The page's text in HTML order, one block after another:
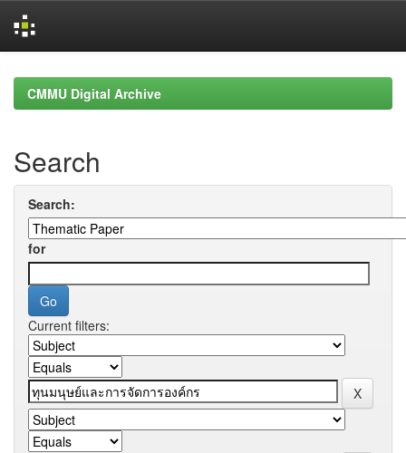
navigationCMMU Digital Archive
Search
Search:
for
Current filters: